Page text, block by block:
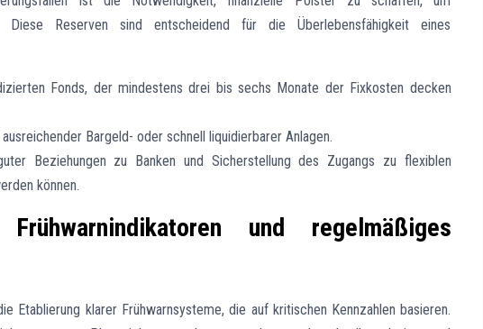
Diese Reserven sind entscheidend für die Überlebensfähigkeit eines
Fonds, der mindestens drei bis sechs Monate der Fixkosten decken
Bargeld- oder schnell liquidierbarer Anlagen.
Beziehungen zu Banken und Sicherstellung des Zugangs zu flexiblen
können.
und regelmäßiges
Etablierung klarer Frühwarnsysteme, die auf kritischen Kennzahlen basieren.